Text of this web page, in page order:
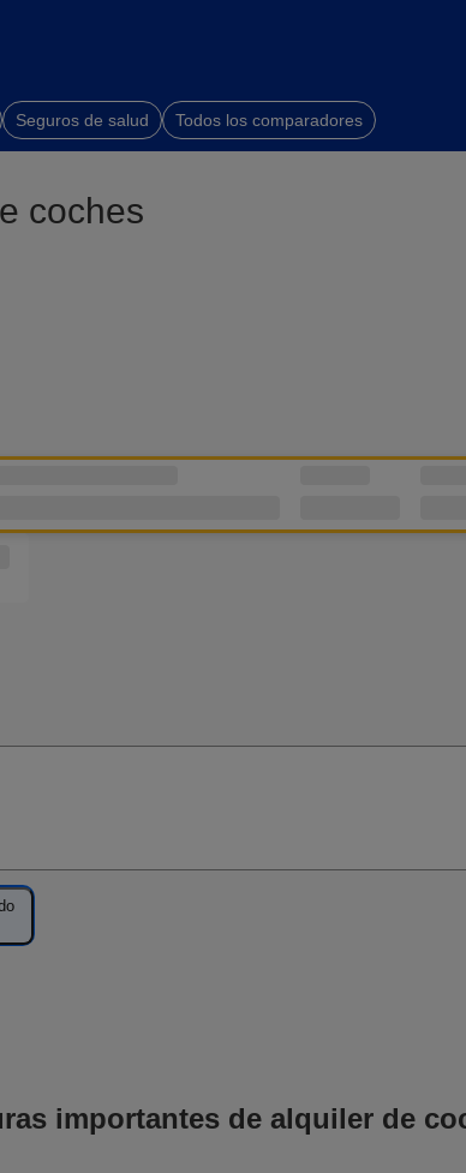
Seguros de salud Todos los comparadores
coches
importantes de alquiler de